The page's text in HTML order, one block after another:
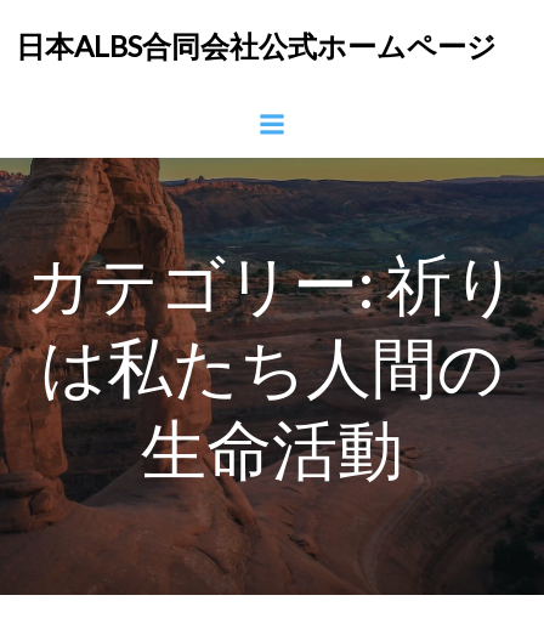
ン
ツ
へ
ス
キ
プ
日本ALBS合同会社公式ホームページ
カテゴリー:祈り
は私たち人間の
生命活動